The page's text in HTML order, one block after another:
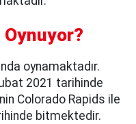
Oynuyor?
oynamaktadır.
2021 tarihinde
Colorado Rapids ile
bitmektedir.